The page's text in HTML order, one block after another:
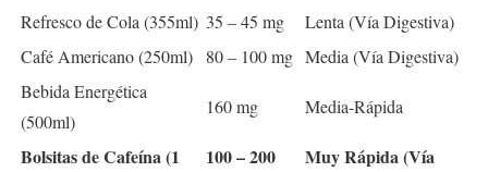
Refresco de Cola (355ml) 35 – 45 mg
Lenta (Vía Digestiva)
Café Americano (250ml)
80 – 100 mg Media (Vía Digestiva)
Bebida Energética
(500ml)
160 mg Media-Rápida
Bolsitas de Cafeína (1
100 – 200
Muy Rápida (Vía